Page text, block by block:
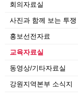
회의자료실
사진과 함께 보는 투쟁
홍보선전자료
교육자료실
동영상/기타자료실
강원지역본부 소식지